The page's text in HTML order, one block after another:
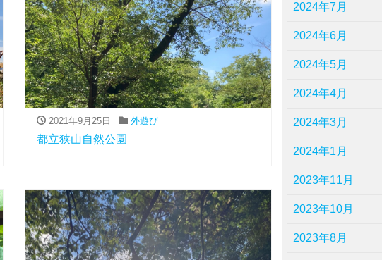
2021年9月25日 外遊び
都立狭山自然公園
2024年7月
2024年6月
2024年5月
2024年4月
2024年3月
2024年1月
2023年11月
2023年10月
2023年8月